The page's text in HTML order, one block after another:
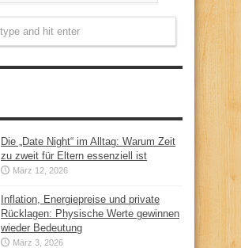
Die „Date Night“ im Alltag: Warum Zeit
zu zweit für Eltern essenziell ist
März 12, 2026
Inflation, Energiepreise und private
Rücklagen: Physische Werte gewinnen
wieder Bedeutung
März 3, 2026